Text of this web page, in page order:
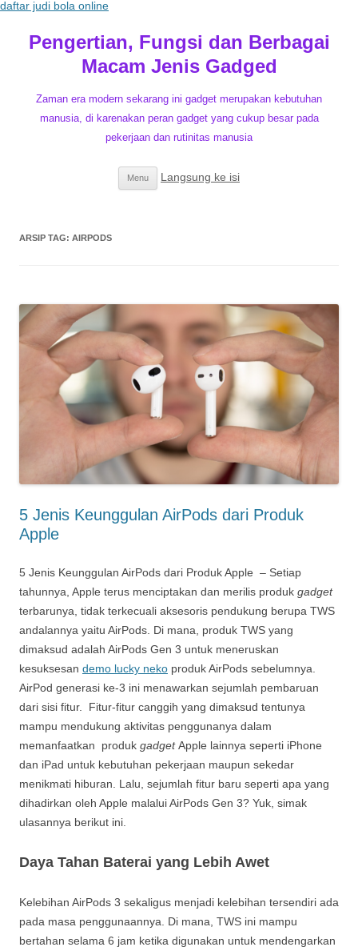
daftar judi bola online
Pengertian, Fungsi dan Berbagai
Macam Jenis Gadged
Zaman era modern sekarang ini gadget merupakan kebutuhan
manusia, di karenakan peran gadget yang cukup besar pada
pekerjaan dan rutinitas manusia
Menu Langsung ke isi
ARSIP TAG: AIRPODS
5 Jenis Keunggulan AirPods dari Produk
Apple
5 Jenis Keunggulan AirPods dari Produk Apple – Setiap
tahunnya, Apple terus menciptakan dan merilis produk gadget
terbarunya, tidak terkecuali aksesoris pendukung berupa TWS
andalannya yaitu AirPods. Di mana, produk TWS yang
dimaksud adalah AirPods Gen 3 untuk meneruskan
kesuksesan demo lucky neko produk AirPods sebelumnya.
AirPod generasi ke-3 ini menawarkan sejumlah pembaruan
dari sisi fitur. Fitur-fitur canggih yang dimaksud tentunya
mampu mendukung aktivitas penggunanya dalam
memanfaatkan produk gadgetApple lainnya seperti iPhone
dan iPad untuk kebutuhan pekerjaan maupun sekedar
menikmati hiburan. Lalu, sejumlah fitur baru seperti apa yang
dihadirkan oleh Apple malalui AirPods Gen 3? Yuk, simak
ulasannya berikut ini.
Daya Tahan Baterai yang Lebih Awet
Kelebihan AirPods 3 sekaligus menjadi kelebihan tersendiri ada
pada masa penggunaannya. Di mana, TWS ini mampu
bertahan selama 6 jam ketika digunakan untuk mendengarkan